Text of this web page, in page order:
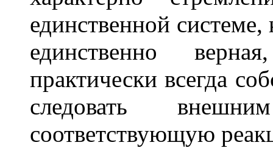
единственной системе,
единственно
практически всегда
следовать
соответствующую